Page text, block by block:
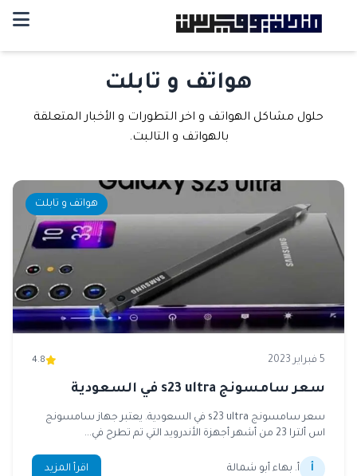
هواتف و تابلت
حلول مشاكل الهواتف و اخر التطورات و الأخبار المتعلقة
بالهواتف و التالبت.
هواتف و تابلت
5 فبراير 2023 4.8
سعر سامسونج s23 ultra في السعودية
سعر سامسونج s23 ultra في السعودية. يعتبر جهاز سامسونج
اس ألترا 23 من أشهر أجهزة الأندرويد التي تم تطرح في...
أ أ. بهاء أبو شمالة اقرأ المزيد